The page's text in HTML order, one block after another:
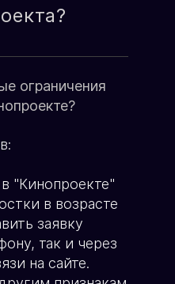
ограничения
"Кинопроекте"
в возрасте
заявку
так и через
на сайте.